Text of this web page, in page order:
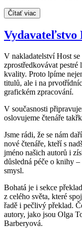
Čítať viac
Vydavateľstvo
V nakladatelství Host
zprostředkovávat
kvality. Proto lpíme
titulů, ale i na
grafickém zpracování.
V současnosti
oslovujeme čtenáře
Jsme rádi, že se nám
nové čtenáře, kteří s
jméno našich autorů i
důsledná péče o knihy
smysl.
Bohatá je i sekce
z celého světa, které
řadě i pečlivý překlad.
autory, jako jsou Olga
Barberyová.